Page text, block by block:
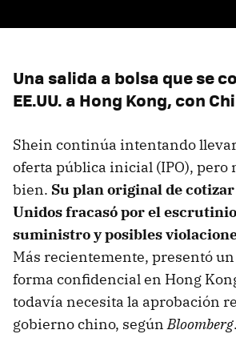
Una salida a bolsa que se
EE.UU. a Hong Kong, con
Shein continúa intentando
oferta pública inicial (IPO), pero
bien. Su plan original de cotizar
Unidos fracasó por el
suministro y posibles
Más recientemente, presentó
forma confidencial en Hong
todavía necesita la aprobación
gobierno chino, segúnBloomberg.